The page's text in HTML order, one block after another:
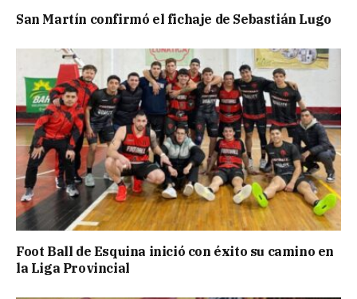
San Martín confirmó el fichaje de Sebastián Lugo
Foot Ball de Esquina inició con éxito su camino en
la Liga Provincial